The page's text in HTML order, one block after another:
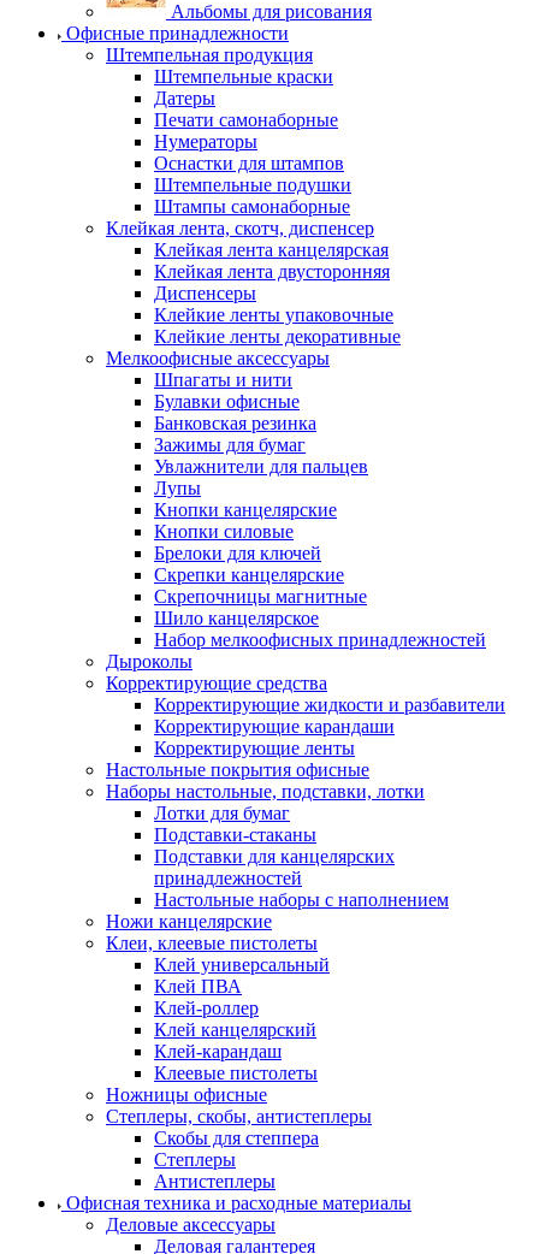
Альбомы для рисования
Офисные принадлежности
Штемпельная продукция
Штемпельные краски
Датеры
Печати самонаборные
Нумераторы
Оснастки для штампов
Штемпельные подушки
Штампы самонаборные
Клейкая лента, скотч, диспенсер
Клейкая лента канцелярская
Клейкая лента двусторонняя
Диспенсеры
Клейкие ленты упаковочные
Клейкие ленты декоративные
Мелкоофисные аксессуары
Шпагаты и нити
Булавки офисные
Банковская резинка
Зажимы для бумаг
Увлажнители для пальцев
Лупы
Кнопки канцелярские
Кнопки силовые
Брелоки для ключей
Скрепки канцелярские
Скрепочницы магнитные
Шило канцелярское
Набор мелкоофисных принадлежностей
Дыроколы
Корректирующие средства
Корректирующие жидкости и разбавители
Корректирующие карандаши
Корректирующие ленты
Настольные покрытия офисные
Наборы настольные, подставки, лотки
Лотки для бумаг
Подставки-стаканы
Подставки для канцелярских
принадлежностей
Настольные наборы с наполнением
Ножи канцелярские
Клеи, клеевые пистолеты
Клей универсальный
Клей ПВА
Клей-роллер
Клей канцелярский
Клей-карандаш
Клеевые пистолеты
Ножницы офисные
Степлеры, скобы, антистеплеры
Скобы для степпера
Степлеры
Антистеплеры
Офисная техника и расходные материалы
Деловые аксессуары
Деловая галантерея